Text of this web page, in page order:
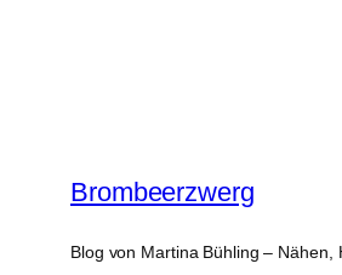
Brombeerzwerg
Blog von Martina Bühling – Nähen,